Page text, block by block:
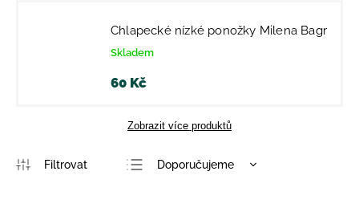
Chlapecké nízké ponožky Milena Bagr
Skladem
60 Kč
Zobrazit více produktů
Doporučujeme